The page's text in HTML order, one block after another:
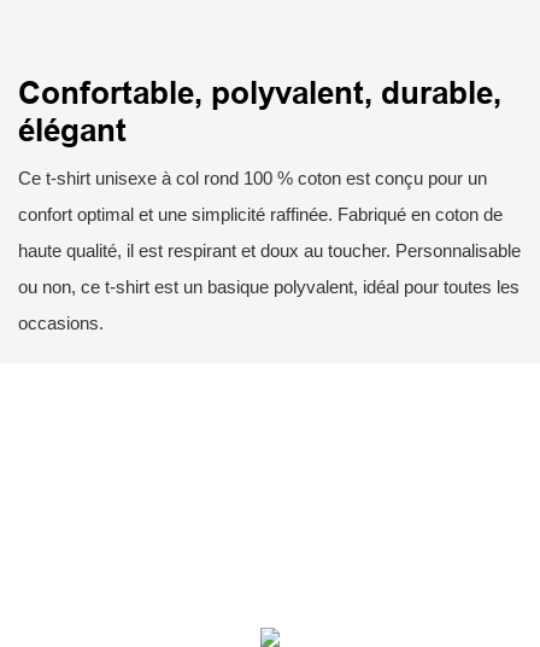
Confortable, polyvalent, durable,
élégant
Ce t-shirt unisexe à col rond 100 % coton est conçu pour un
confort optimal et une simplicité raffinée. Fabriqué en coton de
haute qualité, il est respirant et doux au toucher. Personnalisable
ou non, ce t-shirt est un basique polyvalent, idéal pour toutes les
occasions.